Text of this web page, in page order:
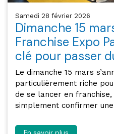
samedi 28 février 2026
Dimanche 15
Franchise Expo
clé pour passer
Le dimanche 15 mars
particulièrement riche
de se lancer en
simplement confirmer